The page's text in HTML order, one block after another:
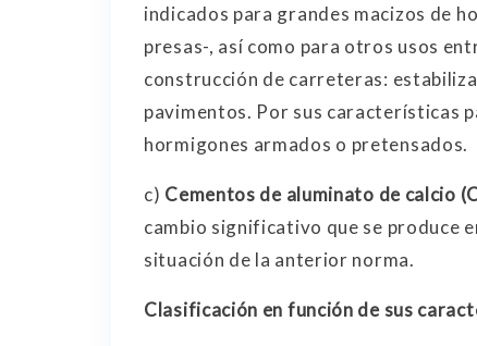
indicados para grandes macizos de
presas-, así como para otros usos
construcción de carreteras:
pavimentos. Por sus características
hormigones armados o pretensados.
c) Cementos de aluminato de calcio
cambio significativo que se produce
situación de la anterior norma.
Clasificación en función de sus